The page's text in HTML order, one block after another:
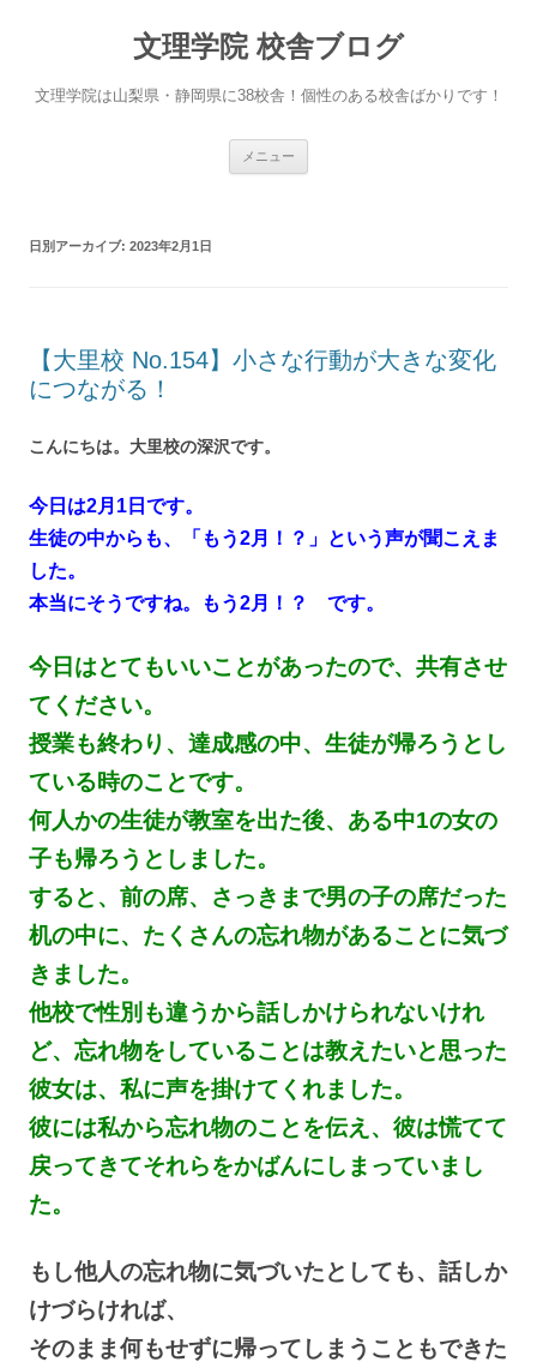
文理学院 校舎ブログ
文理学院は山梨県・静岡県に38校舎！個性のある校舎ばかりです！
メニュー
日別アーカイブ: 2023年2月1日
【大里校 No.154】小さな行動が大きな変化
につながる！
こんにちは。大里校の深沢です。
今日は2月1日です。
生徒の中からも、「もう2月！？」という声が聞こえま
した。
本当にそうですね。もう2月！？ です。
今日はとてもいいことがあったので、共有させ
てください。
授業も終わり、達成感の中、生徒が帰ろうとし
ている時のことです。
何人かの生徒が教室を出た後、ある中1の女の
子も帰ろうとしました。
すると、前の席、さっきまで男の子の席だった
机の中に、たくさんの忘れ物があることに気づ
きました。
他校で性別も違うから話しかけられないけれ
ど、忘れ物をしていることは教えたいと思った
彼女は、 私に声を掛けてくれました。
彼には私から忘れ物のことを伝え、彼は慌てて
戻ってきてそれらをかばんにしまっていまし
た。
もし他人の忘れ物に気づいたとしても、話しか
けづらければ、
そのまま何もせずに帰ってしまうこともできた